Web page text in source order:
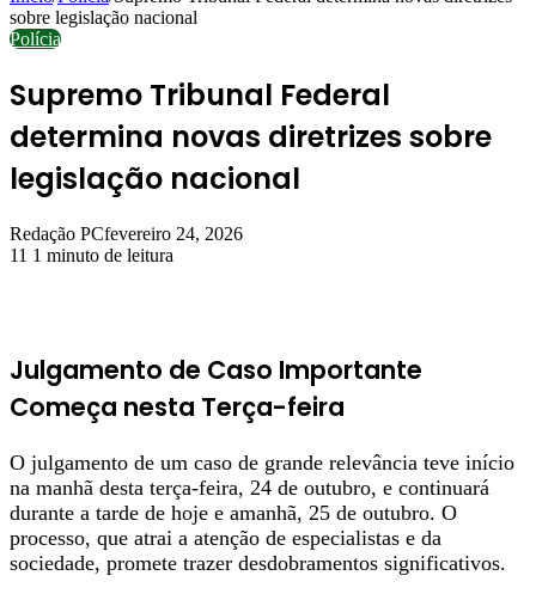
sobre legislação nacional
Polícia
Supremo Tribunal Federal
determina novas diretrizes sobre
legislação nacional
Redação PCfevereiro 24, 2026
11 1 minuto de leitura
Julgamento de Caso Importante
Começa nesta Terça-feira
O julgamento de um caso de grande relevância teve início
na manhã desta terça-feira, 24 de outubro, e continuará
durante a tarde de hoje e amanhã, 25 de outubro. O
processo, que atrai a atenção de especialistas e da
sociedade, promete trazer desdobramentos significativos.